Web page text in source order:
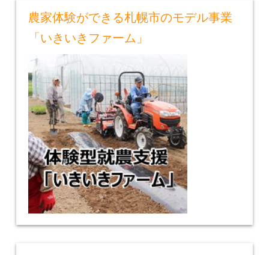
農家体験ができる札幌市のモデル事業
「いきいきファーム」